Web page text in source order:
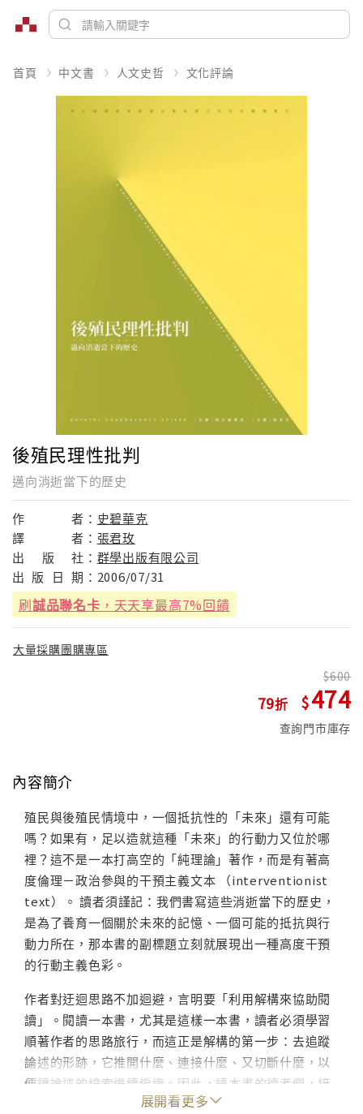
首頁 中文書 人文史哲 文化評論
後殖民理性批判
邁向消逝當下的歷史
作 者： 史碧華克
譯
者： 張君玫
出
版 社： 群學出版有限公司
出 版 日 期： 2006/07/31
刷誠品聯名卡 ，天天享最高7%回饋
大量採購團購專區
79
600
474
查詢門市庫存
內容簡介
殖民與後殖民情境中，一個抵抗性的「未來」還有可能
嗎？如果有，足以造就這種「未來」的行動力又位於哪
裡？這不是一本打高空的「純理論」著作，而是有著高
度倫理－政治參與的干預主義文本 （interventionist
text）。 讀者須謹記：我們書寫這些消逝當下的歷史，
是為了養育一個關於未來的記憶、一個可能的抵抗與行
動力所在，那本書的副標題立刻就展現出一種高度干預
的行動主義色彩。
作者對迂迴思路不加迴避，言明要「利用解構來協助閱
讀」。閱讀一本書，尤其是這樣一本書，讀者必須學習
順著作者的思路旅行，而這正是解構的第一步：去追蹤
論述的形跡，它推開什麼、連接什麼、又切斷什麼，以
便讓論述的線索繼續編織。因此，請本書的讀者們，接
受原書作者和中文譯者的邀請，靜下心來參加這一場
展開看更多